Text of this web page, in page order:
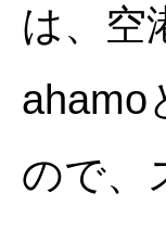
は、空
ahamo
ので、